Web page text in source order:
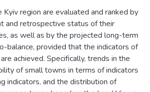
region are evaluated and ranked by
and retrospective status of their
as well as by the projected long-term
balance, provided that the indicators of
achieved. Specifically, trends in the
of small towns in terms of indicators
indicators, and the distribution of